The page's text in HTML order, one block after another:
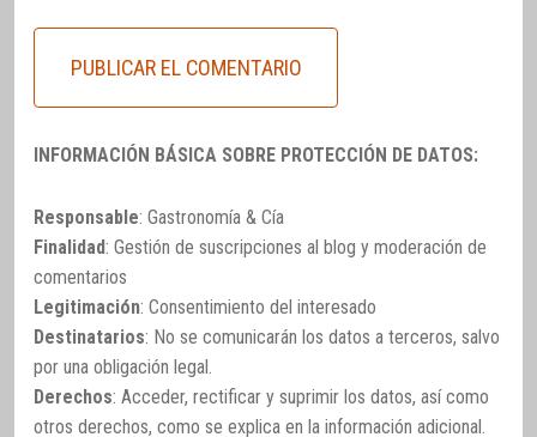
INFORMACIÓN BÁSICA SOBRE PROTECCIÓN DE DATOS:
Responsable: Gastronomía & Cía
Finalidad: Gestión de suscripciones al blog y moderación de
comentarios
Legitimación: Consentimiento del interesado
Destinatarios: No se comunicarán los datos a terceros, salvo
por una obligación legal.
Derechos: Acceder, rectificar y suprimir los datos, así como
otros derechos, como se explica en la información adicional.